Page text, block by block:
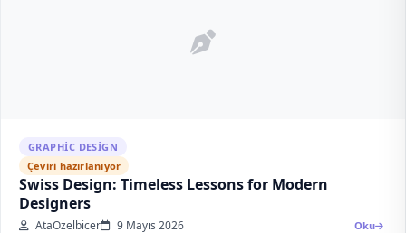
GRAPHIC DESIGN
Çeviri hazırlanıyor
Swiss Design: Timeless Lessons for Modern
Designers
AtaOzelbicer 9 Mayıs 2026 Oku